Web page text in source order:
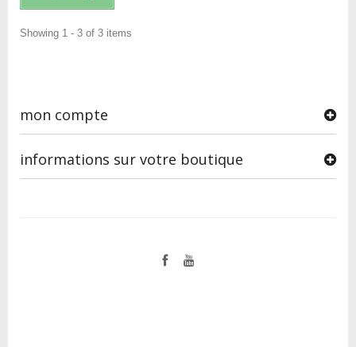
Showing 1 - 3 of 3 items
mon compte
informations sur votre boutique